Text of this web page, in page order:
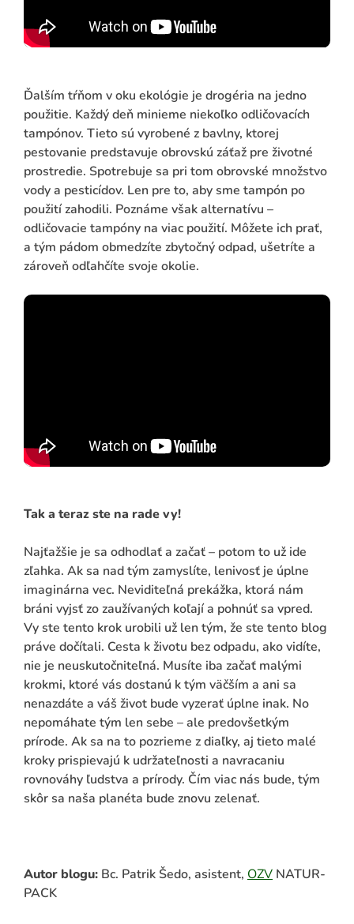
Ďalším tŕňom v oku ekológie je drogéria na jedno
použitie. Každý deň minieme niekoľko odličovacích
tampónov. Tieto sú vyrobené z bavlny, ktorej
pestovanie predstavuje obrovskú záťaž pre životné
prostredie. Spotrebuje sa pri tom obrovské množstvo
vody a pesticídov. Len pre to, aby sme tampón po
použití zahodili. Poznáme však alternatívu –
odličovacie tampóny na viac použití. Môžete ich prať,
a tým pádom obmedzíte zbytočný odpad, ušetríte a
zároveň odľahčíte svoje okolie.
Tak a teraz ste na rade vy!
Najťažšie je sa odhodlať a začať – potom to už ide
zľahka. Ak sa nad tým zamyslíte, lenivosť je úplne
imaginárna vec. Neviditeľná prekážka, ktorá nám
bráni vyjsť zo zaužívaných koľají a pohnúť sa vpred.
Vy ste tento krok urobili už len tým, že ste tento blog
práve dočítali. Cesta k životu bez odpadu, ako vidíte,
nie je neuskutočniteľná. Musíte iba začať malými
krokmi, ktoré vás dostanú k tým väčším a ani sa
nenazdáte a váš život bude vyzerať úplne inak. No
nepomáhate tým len sebe – ale predovšetkým
prírode. Ak sa na to pozrieme z diaľky, aj tieto malé
kroky prispievajú k udržateľnosti a navracaniu
rovnováhy ľudstva a prírody. Čím viac nás bude, tým
skôr sa naša planéta bude znovu zelenať.
Autor blogu: Bc. Patrik Šedo, asistent, OZV NATUR-
PACK